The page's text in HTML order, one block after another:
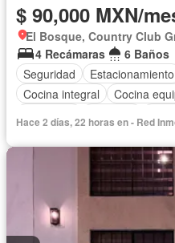
$ 90,000 MXN/
El Bosque, Country Club
4 Recámaras
6 Baños
Seguridad
Estacionamiento
Cocina integral
Cocina
Recámara con closet
Hace 2 días, 22 horas en - Red